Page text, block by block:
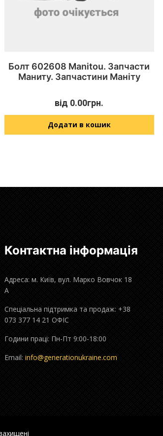
Болт 602608 Manitou. Запчасти
Маниту. Запчастини Маніту
від 0.00грн.
Додати в кошик
Контактна інформація
Адреса: м. Київ, вул. Марко Вовчок 18
А
Спеціальна підтримка та продаж: +38
073 377 14 21 ОФІС
Години праці: Пн-Пт 9:00-18:00
Email: info@generationukraine.com